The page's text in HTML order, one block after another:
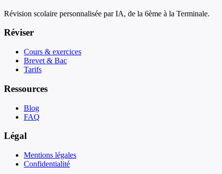
Révision scolaire personnalisée par IA, de la 6ème à la Terminale.
Réviser
Cours & exercices
Brevet & Bac
Tarifs
Ressources
Blog
FAQ
Légal
Mentions légales
Confidentialité